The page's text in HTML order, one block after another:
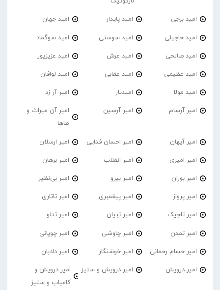
امید برجی امید پایدار امید جهان
امید حاجیلی امید سوسنی امید سوگماد
امید صالحی امید عرش امید عزیزپور
امید عظیمی امید عقابی امید لوافان
امید مولا امیدیار امیر آر زد
امیر آرسام امیر آرسین
امیر آن میراث و
طاها
امیر آیهان امیر احسان فدایی امیر ارسلان
امیر امیری امیر انقلاب امیر برهان
امیر‌ بوران امیر بیرو امیر بی‌نظیر
امیر پرواز امیر پیغمبری امیر تاتاری
امیر تاجیک امیر تبیان امیر تتلو
امیر تمدن امیر چاوشی امیر چوپانی
امیر حسام رحمانی امیر خوشنگار امیر دادبان
امیر درویش امیر درویش و ستیز
امیر درویش و
کامیاب و ستیز